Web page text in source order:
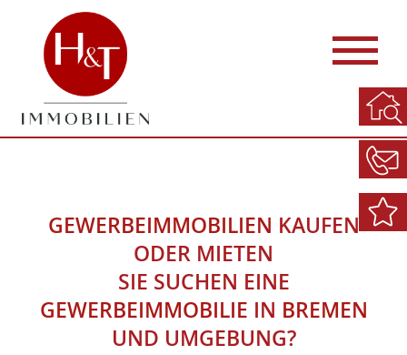
GEWERBEIMMOBILIEN KAUFEN
ODER MIETEN
SIE SUCHEN EINE
GEWERBEIMMOBILIE IN BREMEN
UND UMGEBUNG?